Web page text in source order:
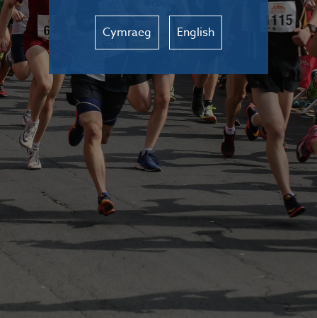
Cymraeg English